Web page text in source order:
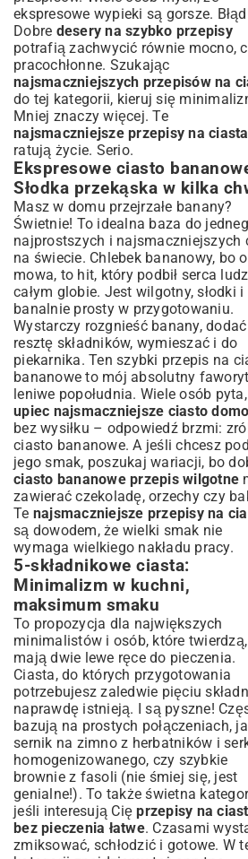
ekspresowe wypieki są gorsze.
Dobre desery na szybko przepisy
potrafią zachwycić równie mocno,
pracochłonne. Szukając
najsmaczniejszych przepisów na
do tej kategorii, kieruj się
Mniej znaczy więcej. Te
najsmaczniejsze przepisy na ciasta
ratują życie. Serio.
Ekspresowe ciasto
Słodka przekąska w kilka
Masz w domu przejrzałe banany?
Świetnie! To idealna baza do
najprostszych i najsmaczniejszych
na świecie. Chlebek bananowy, bo
mowa, to hit, który podbił serca
całym globie. Jest wilgotny, słodki i
banalnie prosty w przygotowaniu.
Wystarczy rozgnieść banany, dodać
resztę składników, wymieszać i do
piekarnika. Ten szybki przepis na
bananowe to mój absolutny
leniwe popołudnia. Wiele osób pyta,
upiec najsmaczniejsze ciasto
bez wysiłku – odpowiedź brzmi:
ciasto bananowe. A jeśli chcesz
jego smak, poszukaj wariacji, bo
ciasto bananowe przepis wilgotne
zawierać czekoladę, orzechy czy
Te najsmaczniejsze przepisy na
są dowodem, że wielki smak nie
wymaga wielkiego nakładu pracy.
5-składnikowe ciasta:
Minimalizm w kuchni,
maksimum smaku
To propozycja dla największych
minimalistów i osób, które
mają dwie lewe ręce do pieczenia.
Ciasta, do których przygotowania
potrzebujesz zaledwie pięciu
naprawdę istnieją. I są pyszne!
bazują na prostych połączeniach,
sernik na zimno z herbatników i
homogenizowanego, czy szybkie
brownie z fasoli (nie śmiej się, jest
genialne!). To także świetna
jeśli interesują Cięprzepisy na
bez pieczenia łatwe. Czasami
zmiksować, schłodzić i gotowe. W